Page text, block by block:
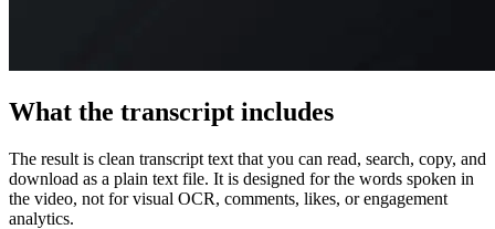
What the transcript includes
The result is clean transcript text that you can read, search, copy, and
download as a plain text file. It is designed for the words spoken in
the video, not for visual OCR, comments, likes, or engagement
analytics.